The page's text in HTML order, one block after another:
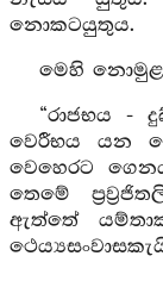
නොකටයුතුය.
මෙහි
“රාජභය -
වෙරීභය යන
වෙහෙරට
තෙමේ
ඇත්තේ